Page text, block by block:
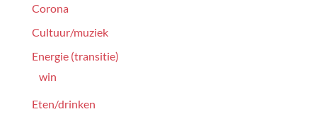
Corona
Cultuur/muziek
Energie (transitie)
win
Eten/drinken